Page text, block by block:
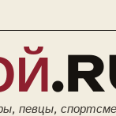
певцы,